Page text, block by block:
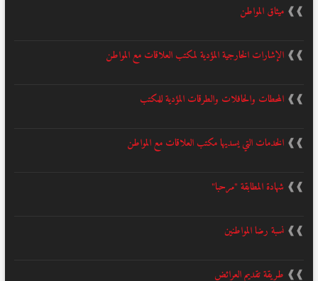
❱❱ ميثاق المواطن
❱❱ الإشارات الخارجية المؤدية لمكتب العلاقات مع المواطن
❱❱ المحطات والحافلات والطرقات المؤدية للمكتب
❱❱ الخدمات التي يسديها مكتب العلاقات مع المواطن
❱❱ شهادة المطابقة "مرحبا"
❱❱ نسبة رضا المواطنين
❱❱ طريقة تقديم العرائض